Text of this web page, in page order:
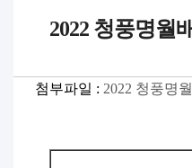
2022 청풍명월
첨부파일 : 2022 청풍명